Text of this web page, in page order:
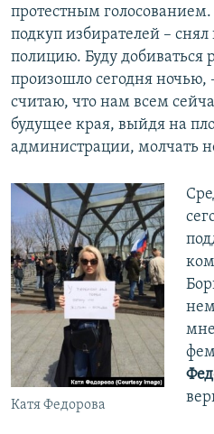
протестным
подкуп избирателей –
полицию. Буду добиваться
произошло сегодня ночью,
считаю, что нам всем
будущее края, выйдя на
администрации, молчать
Катя Федорова